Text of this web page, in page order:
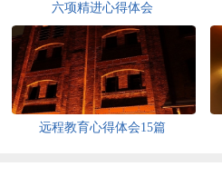
六项精进心得体会
远程教育心得体会15篇